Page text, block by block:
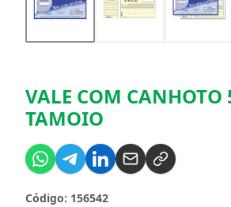
VALE COM CANHOTO
TAMOIO
Código: 156542